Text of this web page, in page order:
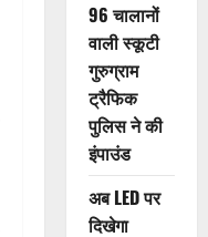
96 चालानों
वाली स्कूटी
गुरुग्राम
ट्रैफिक
पुलिस ने की
इंपाउंड
अब LED पर
दिखेगा